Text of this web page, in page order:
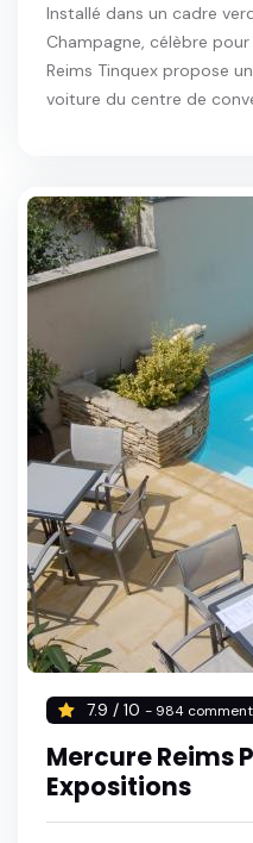
Installé dans un cadre
Champagne, célèbre
Reims Tinquex propose
voiture du centre de
7.9 / 10 - 984
Mercure Reims
Expositions